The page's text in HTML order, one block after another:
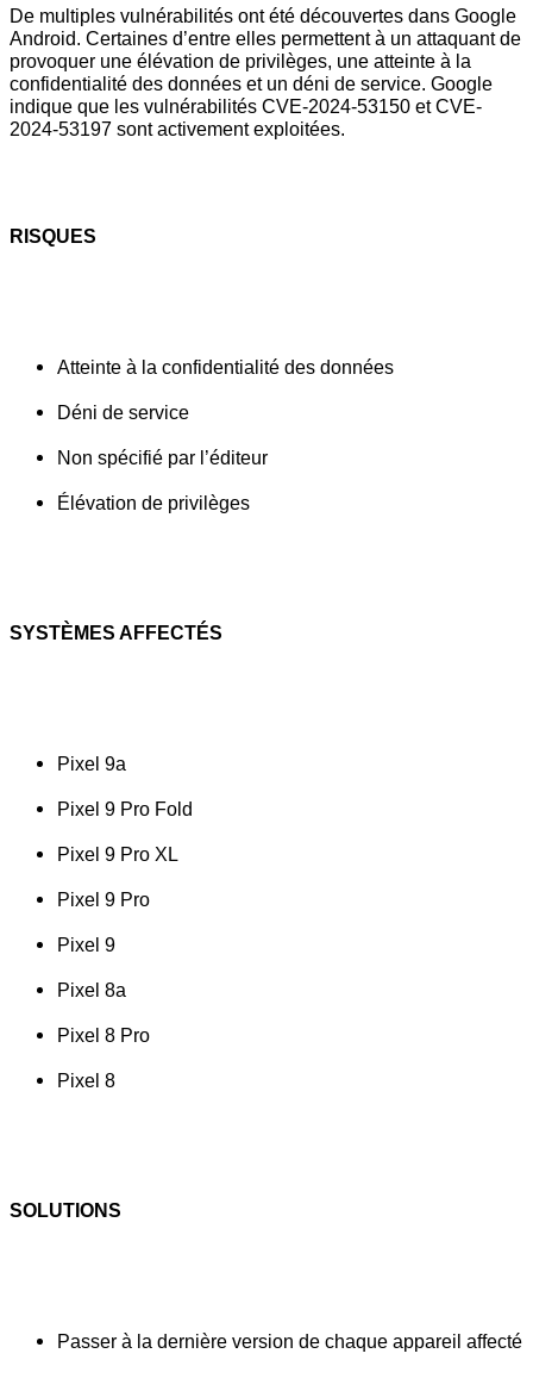
De multiples vulnérabilités ont été découvertes dans Google
Android. Certaines d’entre elles permettent à un attaquant de
provoquer une élévation de privilèges, une atteinte à la
confidentialité des données et un déni de service. Google
indique que les vulnérabilités CVE-2024-53150 et CVE-
2024-53197 sont activement exploitées.
RISQUES
Atteinte à la confidentialité des données
Déni de service
Non spécifié par l’éditeur
Élévation de privilèges
SYSTÈMES AFFECTÉS
Pixel 9a
Pixel 9 Pro Fold
Pixel 9 Pro XL
Pixel 9 Pro
Pixel 9
Pixel 8a
Pixel 8 Pro
Pixel 8
SOLUTIONS
Passer à la dernière version de chaque appareil affecté